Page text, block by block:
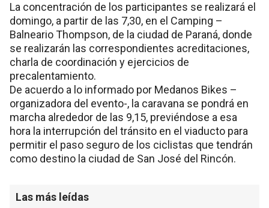
La concentración de los participantes se realizará el
domingo, a partir de las 7,30, en el Camping –
Balneario Thompson, de la ciudad de Paraná, donde
se realizarán las correspondientes acreditaciones,
charla de coordinación y ejercicios de
precalentamiento.
De acuerdo a lo informado por Medanos Bikes –
organizadora del evento-, la caravana se pondrá en
marcha alrededor de las 9,15, previéndose a esa
hora la interrupción del tránsito en el viaducto para
permitir el paso seguro de los ciclistas que tendrán
como destino la ciudad de San José del Rincón.
Las más leídas